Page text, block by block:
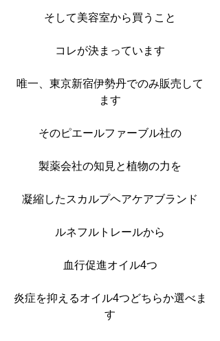
そして美容室から買うこと
コレが決まっています
唯一、東京新宿伊勢丹でのみ販売して
ます
そのピエールファーブル社の
製薬会社の知見と植物の力を
凝縮したスカルプヘアケアブランド
ルネフルトレールから
血行促進オイル4つ
炎症を抑えるオイル4つどちらか選べま
す